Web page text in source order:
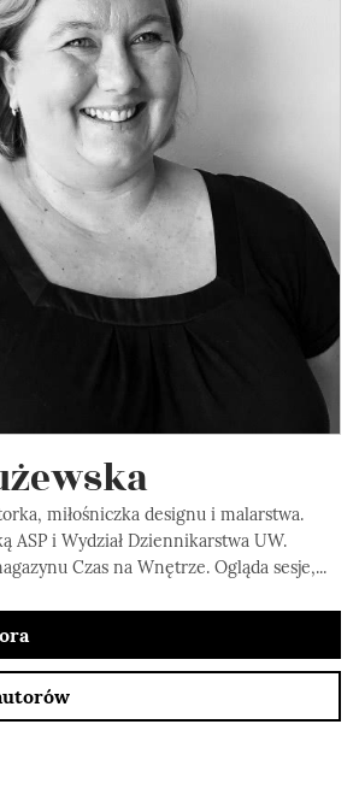
miłośniczka designu i malarstwa.
ASP i Wydział Dziennikarstwa UW.
Czas na Wnętrze. Ogląda sesje,...